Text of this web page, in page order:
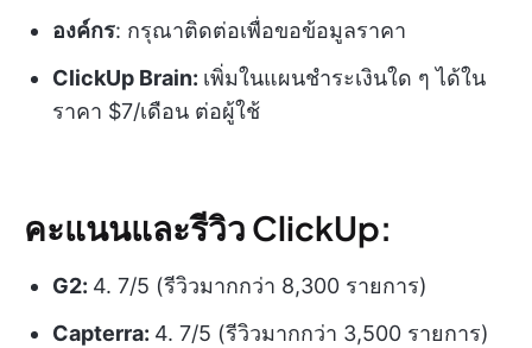
องค์กร: กรุณาติดต่อเพื่อขอข้อมูลราคา
ClickUp Brain: เพิ่มในแผนชำระเงินใด ๆ ได้ใน
ราคา $7/เดือน ต่อผู้ใช้
คะแนนและรีวิว ClickUp:
G2: 4. 7/5 (รีวิวมากกว่า 8,300 รายการ)
Capterra: 4. 7/5 (รีวิวมากกว่า 3,500 รายการ)